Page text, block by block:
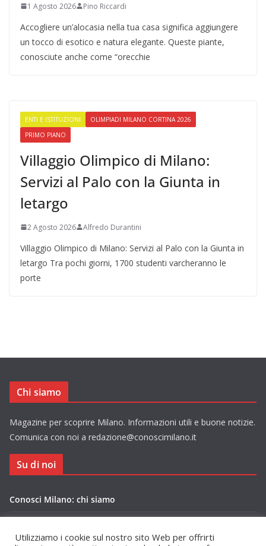
1 Agosto 2026 Pino Riccardi
Accogliere un’alocasia nella tua casa significa aggiungere
un tocco di esotico e natura elegante. Queste piante,
conosciute anche come “orecchie
ENTI E ISTITUZIONI
OLIMPIADI MILANO CORTINA 2026
PRIMO PIANO
Villaggio Olimpico di Milano:
Servizi al Palo con la Giunta in
letargo
2 Agosto 2026 Alfredo Durantini
Villaggio Olimpico di Milano: Servizi al Palo con la Giunta in
letargo Tra pochi giorni, 1700 studenti varcheranno le
porte
Chi siamo
Magazine per scoprire Milano. Informazioni utili e buone notizie.
Comunica con noi a redazione@conoscimilano.it
Su di noi
Conosci Milano: chi siamo
Utilizziamo i cookie sul nostro sito Web per offrirti